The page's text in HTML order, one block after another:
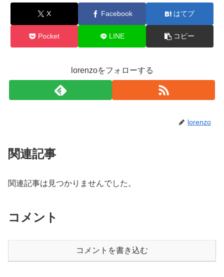
X Facebook はてブ
Pocket LINE コピー
lorenzoをフォローする
lorenzo
関連記事
関連記事は見つかりませんでした。
コメント
コメントを書き込む